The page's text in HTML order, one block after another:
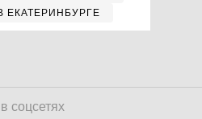
ЕКАТЕРИНБУРГЕ
соцсетях